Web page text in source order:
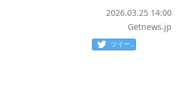
2026.03.25 14:00
Getnews.jp
ツイート